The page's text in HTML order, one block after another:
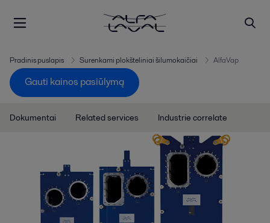
Pradinis puslapis Surenkami plokšteliniai šilumokaičiai AlfaVap
Gauti kainos pasiūlymą
Dokumentai Related services Industrie correlate